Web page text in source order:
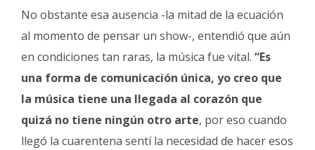
No obstante esa ausencia -la mitad de la ecuación
al momento de pensar un show-, entendió que aún
en condiciones tan raras, la música fue vital. “Es
una forma de comunicación única, yo creo que
la música tiene una llegada al corazón que
quizá no tiene ningún otro arte, por eso cuando
llegó la cuarentena sentí la necesidad de hacer esos